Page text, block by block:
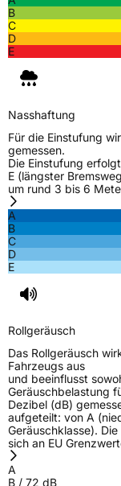
B
C
D
E
Nasshaftung
Für die Einstufung
gemessen.
Die Einstufung
E (längster
um rund 3 bis 6
A
B
C
D
E
Rollgeräusch
Das Rollgeräusch
Fahrzeugs aus
und beeinflusst
Geräuschbelastung
Dezibel (dB)
aufgeteilt: von A
Geräuschklasse).
sich an EU
A
B / 72 dB